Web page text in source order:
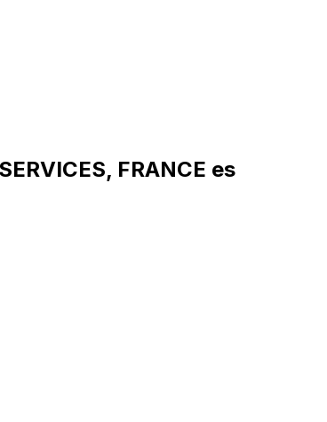
FRANCE es